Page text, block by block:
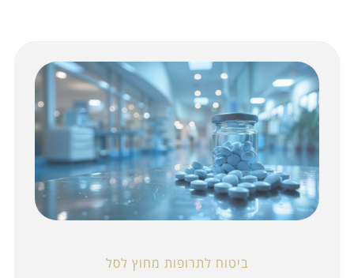
ביטוח לתרופות מחוץ לסל